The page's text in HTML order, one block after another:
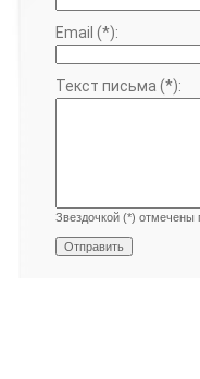
Email (*):
Текст письма (*):
Звездочкой (*) отмечены